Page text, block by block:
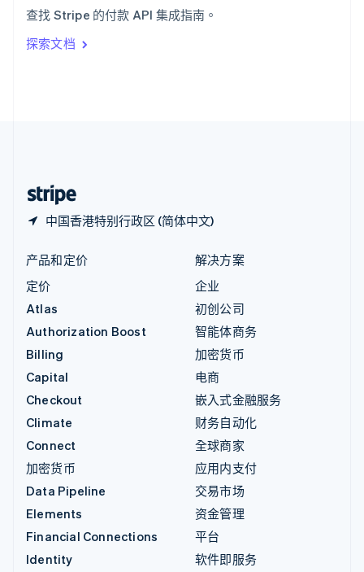
查找 Stripe 的付款 API 集成指南。
探索文档
中国香港特别行政区 (简体中文)
ItalianoEnglish
印度
English
产品和定价
定价
Atlas
Authorization Boost
Billing
Capital
Checkout
Climate
Connect
加密货币
Data Pipeline
Elements
Financial Connections
Identity
解决方案
企业
初创公司
智能体商务
加密货币
电商
嵌入式金融服务
财务自动化
全球商家
应用内支付
交易市场
资金管理
平台
软件即服务